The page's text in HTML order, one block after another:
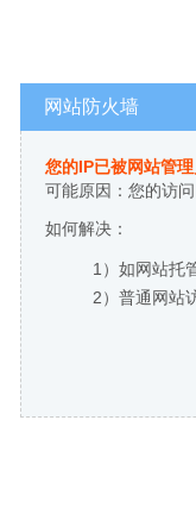
网站防火墙
您的IP已被网站管
可能原因：您的访
如何解决：
1）如网站托
2）普通网站